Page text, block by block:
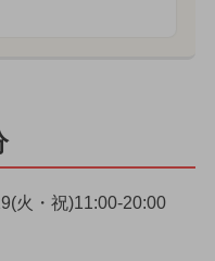
火・祝)11:00-20:00